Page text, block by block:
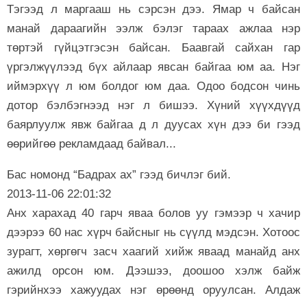
Тэгээд л маргааш нь сэрсэн дээ. Ямар ч байсан
манай дараагийн ээлж бэлэг тараах ажлаа нэр
төртэй гүйцэтгэсэн байсан. Баавгай сайхан гар
үргэлжүүлээд бүх айлаар явсан байгаа юм аа. Нэг
иймэрхүү л юм болдог юм даа. Одоо бодсон чинь
дотор бэлбэгнээд нэг л бишээ. Хүний хүүхдүүд
баярлуулж явж байгаа д л дуусах хүн дээ би гээд
өөрийгөө рекламдаад байвал...
Бас номонд “Бадрах ах” гээд бичлэг бий.
2013-11-06 22:01:32
Анх харахад 40 гарч яваа болов уу гэмээр ч хачир
дээрээ 60 нас хүрч байсныг нь сүүлд мэдсэн. Хотоос
зурагт, хөргөгч засч хаагий хийж яваад манайд анх
ажилд орсон юм. Дээшээ, доошоо хэлж байж
гэрийнхээ хажуудах нэг өрөөнд оруулсан. Алдаж